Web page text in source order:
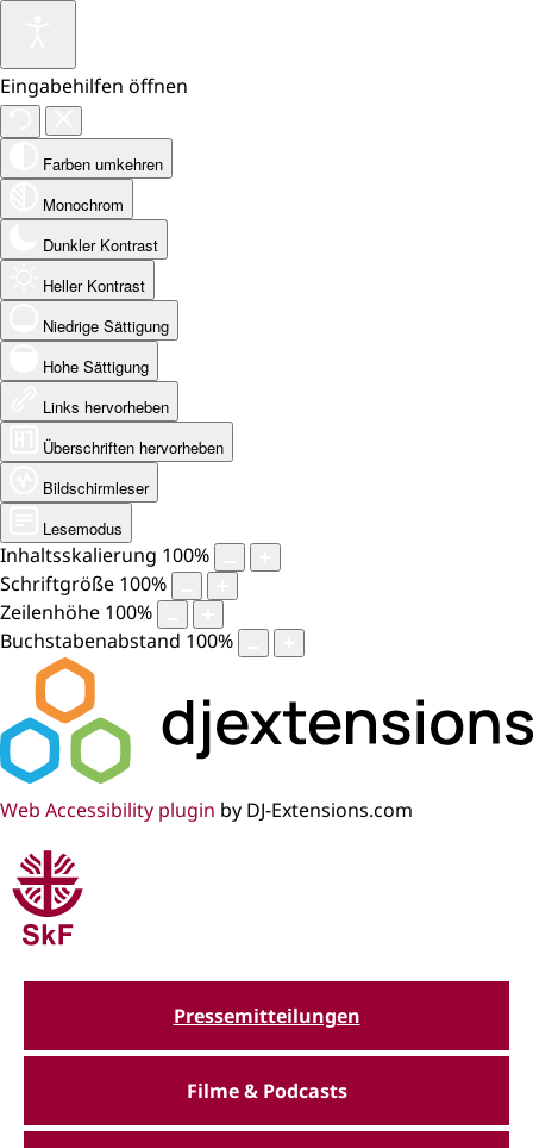
Eingabehilfen öffnen
Farben umkehren
Monochrom
Dunkler Kontrast
Heller Kontrast
Niedrige Sättigung
Hohe Sättigung
Links hervorheben
Überschriften hervorheben
Bildschirmleser
Lesemodus
Inhaltsskalierung 100%
Schriftgröße 100%
Zeilenhöhe 100%
Buchstabenabstand 100%
Web Accessibility plugin by DJ-Extensions.com
Pressemitteilungen
Filme & Podcasts